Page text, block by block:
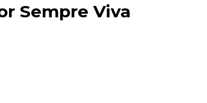
Sempre Viva